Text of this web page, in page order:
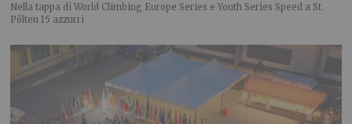
Nella tappa di World Climbing Europe Series e Youth Series Speed a St.
Pölten 15 azzurri